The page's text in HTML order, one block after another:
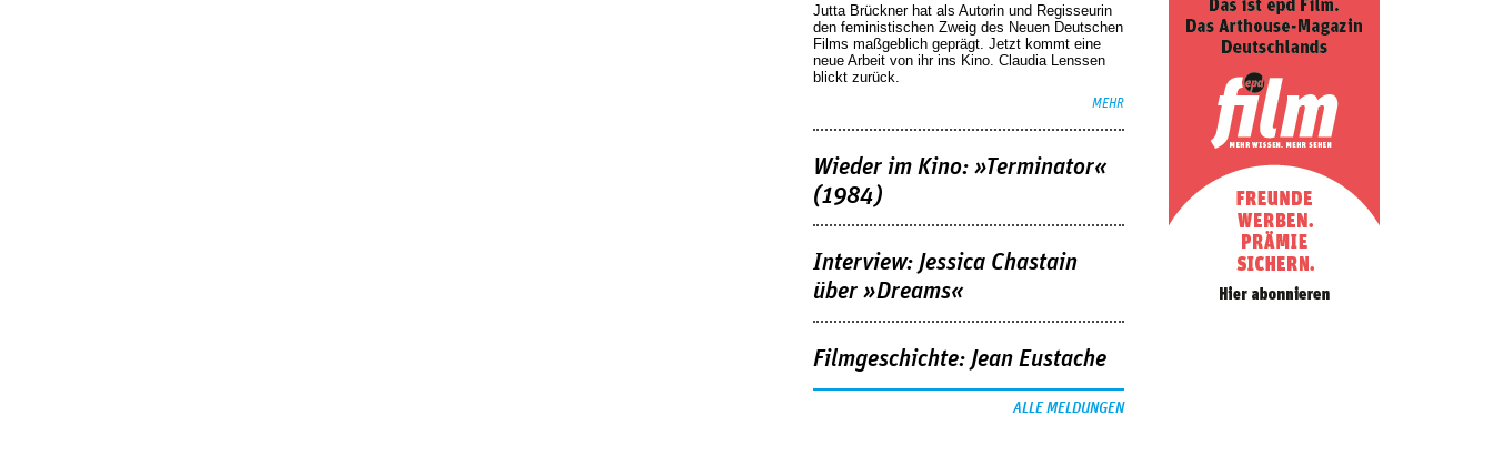
Jutta Brückner hat als Autorin und Regisseurin
den feministischen Zweig des Neuen Deutschen
Films maßgeblich geprägt. Jetzt kommt eine
neue Arbeit von ihr ins Kino. Claudia Lenssen
blickt zurück.
MEHR
Wieder im Kino: »Terminator«
(1984)
Interview: Jessica Chastain
über »Dreams«
Filmgeschichte: Jean Eustache
ALLE MELDUNGEN